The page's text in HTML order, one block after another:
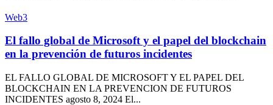
Web3
El fallo global de Microsoft y el papel del blockchain
en la prevención de futuros incidentes
EL FALLO GLOBAL DE MICROSOFT Y EL PAPEL DEL
BLOCKCHAIN EN LA PREVENCION DE FUTUROS
INCIDENTES agosto 8, 2024 El...